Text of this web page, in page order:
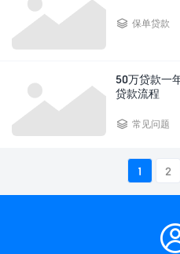
保单贷款
50万贷款一
贷款流程
常见问题
1 2